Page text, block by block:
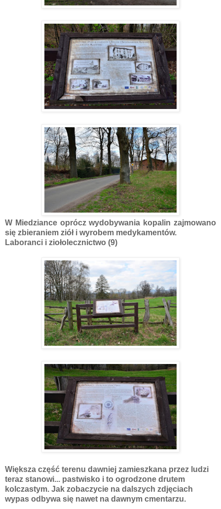
W Miedziance oprócz wydobywania kopalin zajmowano
się zbieraniem ziół i wyrobem medykamentów.
Laboranci i ziołolecznictwo (9)
Większa część terenu dawniej zamieszkana przez ludzi
teraz stanowi... pastwisko i to ogrodzone drutem
kolczastym. Jak zobaczycie na dalszych zdjęciach
wypas odbywa się nawet na dawnym cmentarzu.